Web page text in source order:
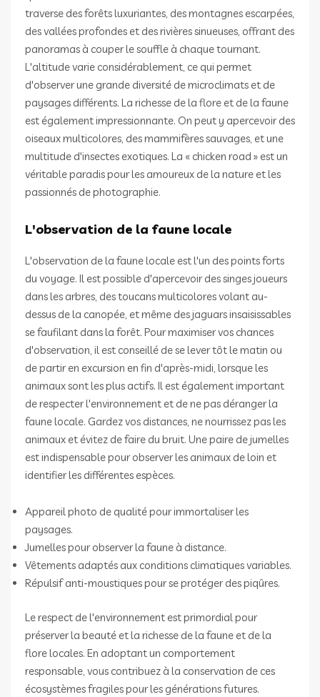
traverse des forêts luxuriantes, des montagnes escarpées,
des vallées profondes et des rivières sinueuses, offrant des
panoramas à couper le souffle à chaque tournant.
L'altitude varie considérablement, ce qui permet
d'observer une grande diversité de microclimats et de
paysages différents. La richesse de la flore et de la faune
est également impressionnante. On peut y apercevoir des
oiseaux multicolores, des mammifères sauvages, et une
multitude d'insectes exotiques. La « chicken road » est un
véritable paradis pour les amoureux de la nature et les
passionnés de photographie.
L'observation de la faune locale
L'observation de la faune locale est l'un des points forts
du voyage. Il est possible d'apercevoir des singes joueurs
dans les arbres, des toucans multicolores volant au-
dessus de la canopée, et même des jaguars insaisissables
se faufilant dans la forêt. Pour maximiser vos chances
d'observation, il est conseillé de se lever tôt le matin ou
de partir en excursion en fin d'après-midi, lorsque les
animaux sont les plus actifs. Il est également important
de respecter l'environnement et de ne pas déranger la
faune locale. Gardez vos distances, ne nourrissez pas les
animaux et évitez de faire du bruit. Une paire de jumelles
est indispensable pour observer les animaux de loin et
identifier les différentes espèces.
Appareil photo de qualité pour immortaliser les
paysages.
Jumelles pour observer la faune à distance.
Vêtements adaptés aux conditions climatiques variables.
Répulsif anti-moustiques pour se protéger des piqûres.
Le respect de l'environnement est primordial pour
préserver la beauté et la richesse de la faune et de la
flore locales. En adoptant un comportement
responsable, vous contribuez à la conservation de ces
écosystèmes fragiles pour les générations futures.